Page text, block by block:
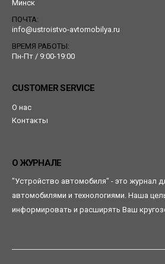
Минск
ПОЧТА:
info@ustroistvo-avtomobilya.ru
ВРЕМЯ РАБОТЫ:
Пн-Пт / 9:00-19:00
CUSTOMER SERVICE
О нас
Контакты
О ЖУРНАЛЕ
"Устройство автомобиля" - это журнал
автомобилями и технологиями. Наша
информировать и расширять Ваш